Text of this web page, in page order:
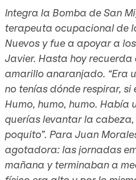
Integra la Bomba de San
terapeuta ocupacional de
Nuevos y fue a apoyar a
Javier. Hasta hoy
amarillo anaranjado. “Era
no tenías dónde respirar,
Humo, humo, humo. Había
querías levantar la
poquito”. Para Juan
agotadora: las jornadas
mañana y terminaban a